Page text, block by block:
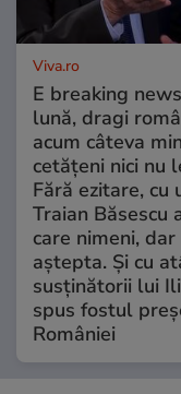
Viva.ro
E breaking
lună, dragi
acum câteva
cetățeni nici nu
Fără ezitare, cu
Traian Băsescu
care nimeni,
aștepta. Și cu
susținătorii lui
spus fostul
României